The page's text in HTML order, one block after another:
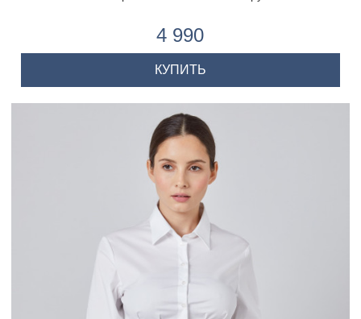
4 990
КУПИТЬ